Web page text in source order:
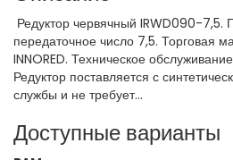
Редуктор червячный IRWD090-7,5.
передаточное число 7,5. Торговая
INNORED. Техническое
Редуктор поставляется с
службы и не требует...
Доступные варианты